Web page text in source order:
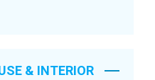
& INTERIOR